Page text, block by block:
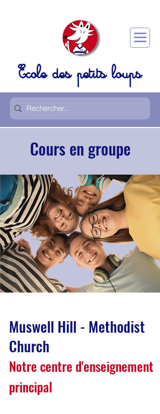
Ecole des petits loups
Cours en groupe
Muswell Hill - Methodist
Church
Notre centre d'enseignement
principal